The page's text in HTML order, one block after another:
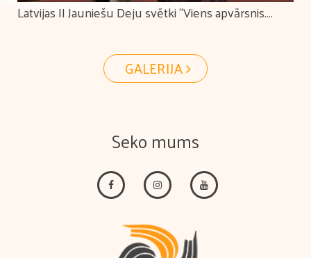
Latvijas II Jauniešu Deju svētki "Viens apvārsnis.
GALERIJA
Seko mums